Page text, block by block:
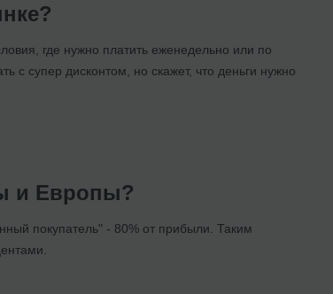
где нужно платить еженедельно или по
с супер дисконтом, но скажет, что деньги нужно
и Европы?
покупатель" - 80% от прибыли. Таким